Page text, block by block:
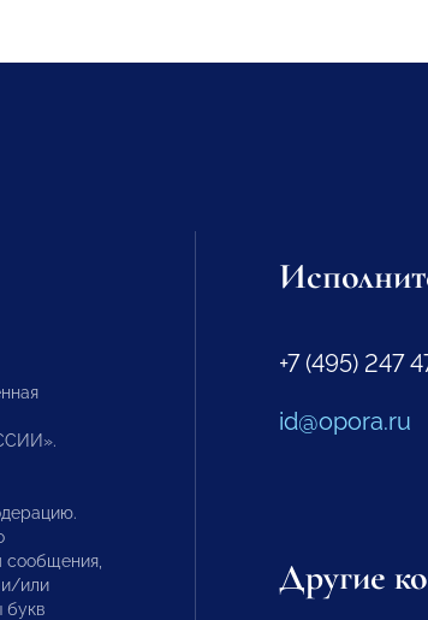
сообщения,
и/или
букв
+7 (495) 247
id@opora.ru
Другие